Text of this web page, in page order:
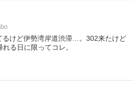
るけど伊勢湾岸道渋滞…。302来たけど
る日に限ってコレ。